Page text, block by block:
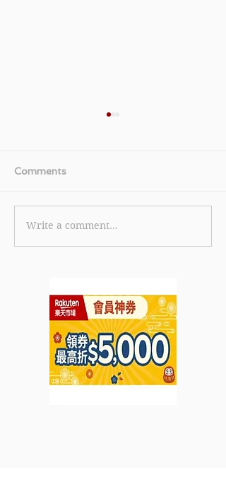
《Uber香港 乘客優惠》-
首個 Uber 行程即可享
Comments
Write a comment...